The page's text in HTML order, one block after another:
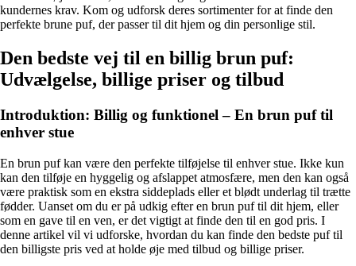
kundernes krav. Kom og udforsk deres sortimenter for at finde den
perfekte brune puf, der passer til dit hjem og din personlige stil.
Den bedste vej til en billig brun puf:
Udvælgelse, billige priser og tilbud
Introduktion: Billig og funktionel – En brun puf til
enhver stue
En brun puf kan være den perfekte tilføjelse til enhver stue. Ikke kun
kan den tilføje en hyggelig og afslappet atmosfære, men den kan også
være praktisk som en ekstra siddeplads eller et blødt underlag til trætte
fødder. Uanset om du er på udkig efter en brun puf til dit hjem, eller
som en gave til en ven, er det vigtigt at finde den til en god pris. I
denne artikel vil vi udforske, hvordan du kan finde den bedste puf til
den billigste pris ved at holde øje med tilbud og billige priser.